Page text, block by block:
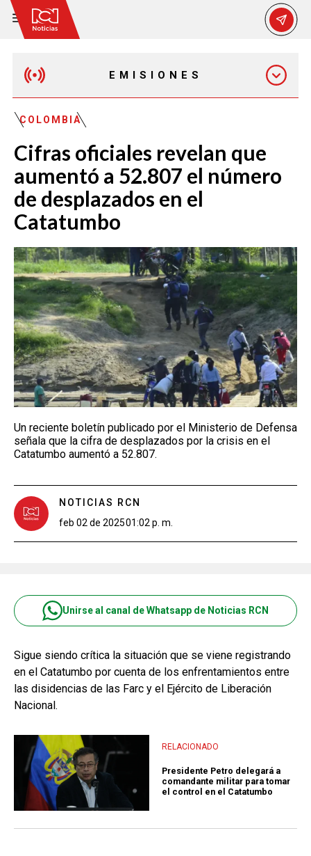
EMISIONES
EMISIÓN 12:30 PM
EMISIÓN 7:00 PM
EMISIÓN 11:30 PM
COLOMBIA
Cifras oficiales revelan que
aumentó a 52.807 el número
de desplazados en el
Catatumbo
Un reciente boletín publicado por el Ministerio de Defensa
señala que la cifra de desplazados por la crisis en el
Catatumbo aumentó a 52.807.
NOTICIAS RCN
feb 02 de 202501:02 p. m.
Unirse al canal de Whatsapp de Noticias RCN
Sigue siendo crítica la situación que se viene registrando
en el Catatumbo por cuenta de los enfrentamientos entre
las disidencias de las Farc y el Ejército de Liberación
Nacional.
RELACIONADO
Presidente Petro delegará a
comandante militar para tomar
el control en el Catatumbo